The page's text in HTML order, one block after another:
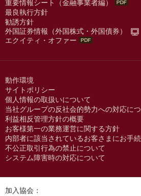
重要情報シート（金融事業者編）
最良執行方針
勧誘方針
外国証券情報（外国株式・外国債券）
エクイティ・オファー
動作環境
サイトポリシー
個人情報の取扱いについて
当社グループの反社会的勢力への対応に
利益相反管理方針の概要
お客様第一の業務運営に関する方針
内部者に該当されているお客さまにお手
不公正取引行為の禁止について
システム障害時の対応について
加入協会：